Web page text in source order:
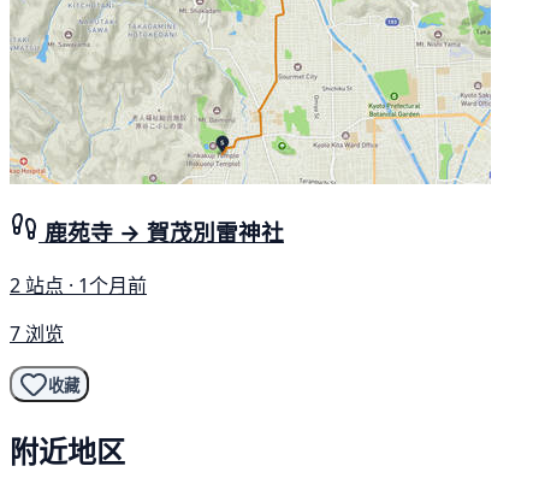
鹿苑寺 → 賀茂別雷神社
2 站点 · 1个月前
7 浏览
收藏
附近地区